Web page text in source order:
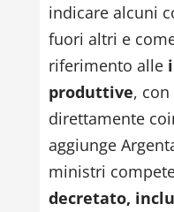
indicare alcuni
fuori altri e
riferimento alle
produttive,
direttamente
aggiunge
ministri
decretato,